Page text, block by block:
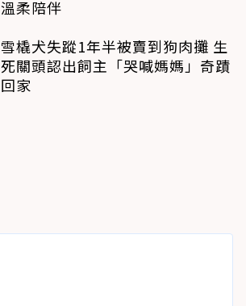
溫柔陪伴
雪橇犬失蹤1年半被賣到狗肉攤 生
死關頭認出飼主「哭喊媽媽」奇蹟
回家